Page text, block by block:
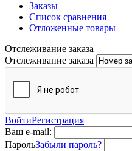
Заказы
Список сравнения
Отложенные товары
Отслеживание заказа
Отслеживание заказа
ВойтиРегистрация
Ваш e-mail:
ПарольЗабыли пароль?